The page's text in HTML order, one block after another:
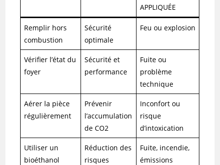
APPLIQUÉE
Remplir hors
combustion
Sécurité
optimale
Feu ou explosion
Vérifier l’état du
foyer
Sécurité et
performance
Fuite ou
problème
technique
Aérer la pièce
régulièrement
Prévenir
l’accumulation
de CO2
Inconfort ou
risque
d’intoxication
Utiliser un
bioéthanol
Réduction des
risques
Fuite, incendie,
émissions